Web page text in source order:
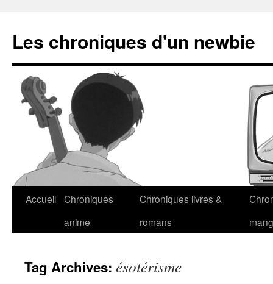
Les chroniques d'un newbie
Accueil Chroniques
anime
Chroniques livres &
romans
Tag Archives: ésotérisme